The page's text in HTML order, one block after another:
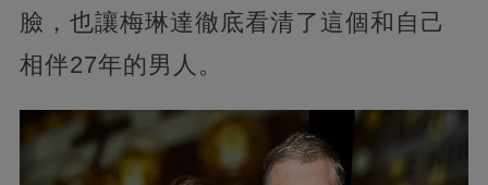
臉，也讓梅琳達徹底看清了這個和自己
相伴27年的男人。